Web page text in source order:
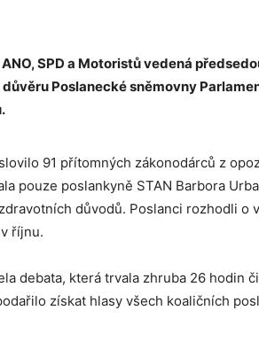
SPD a Motoristů vedená
Poslanecké sněmovny
91 přítomných zákonodárců z
pouze poslankyně STAN Barbora
důvodů. Poslanci rozhodli o
říjnu.
debata, která trvala zhruba 26 hodin
získat hlasy všech koaličních